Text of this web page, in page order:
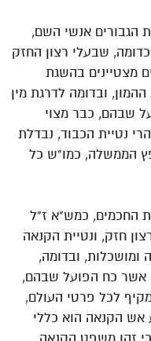
הגבורים אנשי השם,
שבעלי רצון החזק
מצטיינים בהשגת
ובדומה לדרגת מין
שבהם, כבר מצוי
נטיית הכבוד, נבדלת
הממשלה, כמו"ש כל
החכמים, כמש"א ז"ל
חזק, ונטיית הקנאה
ומושכלות, ובדומה,
אשר כח הפועל שבהם,
לכל פרטי העולם,
אש הקנאה הוא כללי